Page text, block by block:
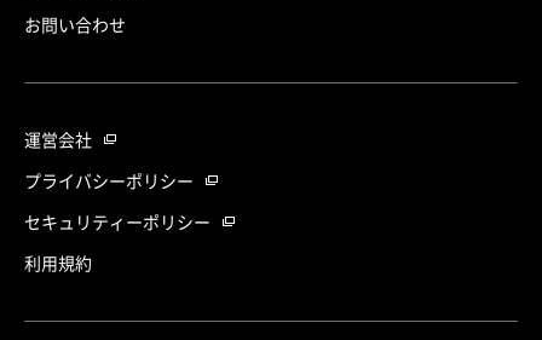
お問い合わせ
運営会社
プライバシーポリシー
セキュリティーポリシー
利用規約